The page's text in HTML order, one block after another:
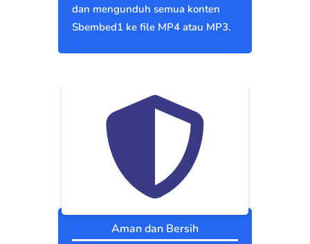
dan mengunduh semua konten
Sbembed1 ke file MP4 atau MP3.
Aman dan Bersih